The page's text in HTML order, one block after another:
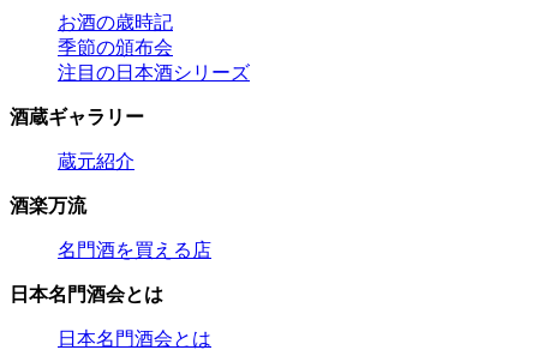
お酒の歳時記
季節の頒布会
注目の日本酒シリーズ
酒蔵ギャラリー
蔵元紹介
酒楽万流
名門酒を買える店
日本名門酒会とは
日本名門酒会とは